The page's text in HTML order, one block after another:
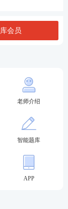
)。
会员
老师介绍
智能题库
APP